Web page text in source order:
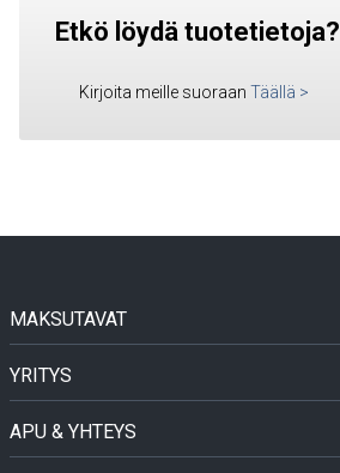
Etkö löydä tuotetietoja?
Kirjoita meille suoraan Täällä >
MAKSUTAVAT
YRITYS
APU & YHTEYS